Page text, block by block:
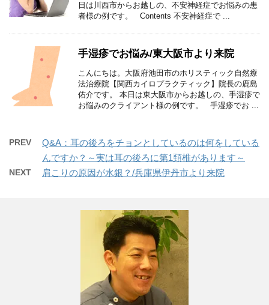
日は川西市からお越しの、不安神経症でお悩みの患
者様の例です。 Contents 不安神経症で ...
手湿疹でお悩み/東大阪市より来院
こんにちは。大阪府池田市のホリスティック自然療
法治療院【関西カイロプラクティック】院長の鹿島
佑介です。 本日は東大阪市からお越しの、手湿疹で
お悩みのクライアント様の例です。 手湿疹でお ...
PREV
Q&A：耳の後ろをチョンとしているのは何をしている
んですか？～実は耳の後ろに第1頚椎があります～
NEXT 肩こりの原因が水銀？/兵庫県伊丹市より来院